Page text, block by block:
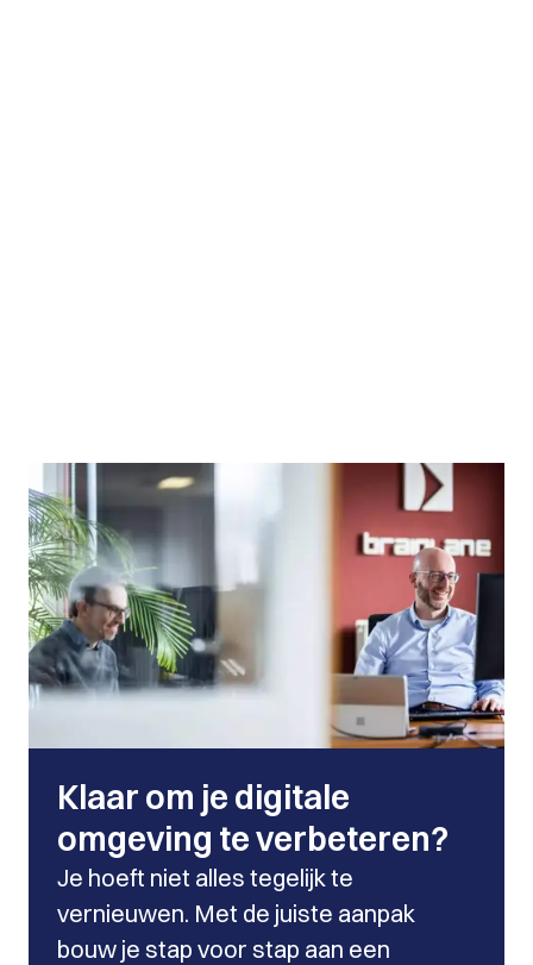
Klaar om je digitale
omgeving te verbeteren?
Je hoeft niet alles tegelijk te
vernieuwen. Met de juiste aanpak
bouw je stap voor stap aan een